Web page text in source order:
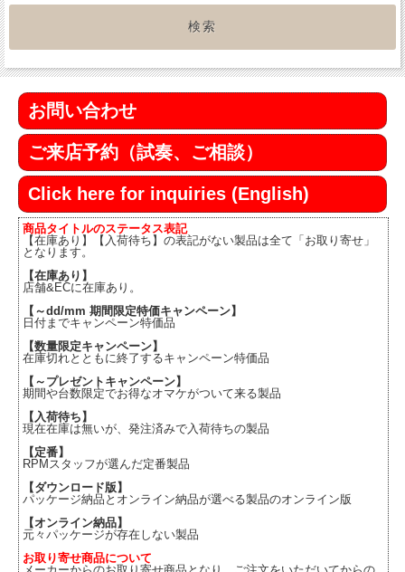
お問い合わせ
ご来店予約（試奏、ご相談）
Click here for inquiries (English)
商品タイトルのステータス表記
【在庫あり】【入荷待ち】の表記がない製品は全て「お取り寄せ」
となります。
【在庫あり】
店舗&ECに在庫あり。
【～dd/mm 期間限定特価キャンペーン】
日付までキャンペーン特価品
【数量限定キャンペーン】
在庫切れとともに終了するキャンペーン特価品
【～プレゼントキャンペーン】
期間や台数限定でお得なオマケがついて来る製品
【入荷待ち】
現在在庫は無いが、発注済みで入荷待ちの製品
【定番】
RPMスタッフが選んだ定番製品
【ダウンロード版】
パッケージ納品とオンライン納品が選べる製品のオンライン版
【オンライン納品】
元々パッケージが存在しない製品
お取り寄せ商品について